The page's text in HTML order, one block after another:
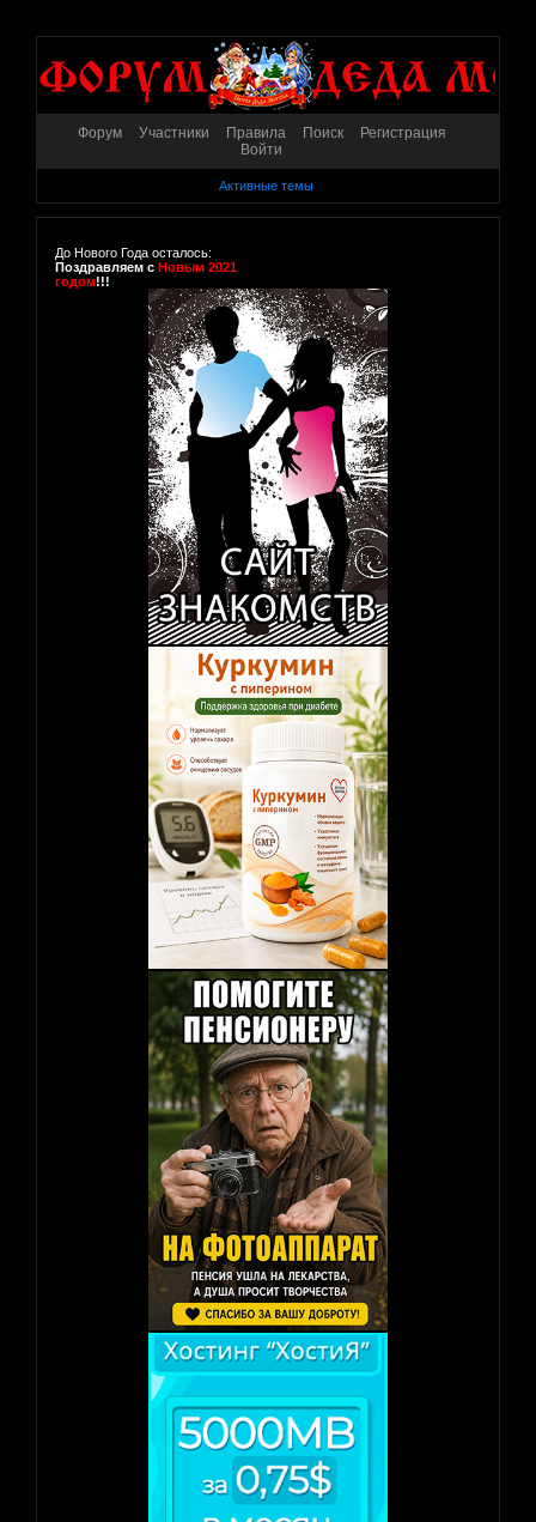
Форум Участники Правила Поиск
Регистрация
Войти
Активные темы
До Нового Года осталось:
Поздравляем с Новым 2021
годом!!!